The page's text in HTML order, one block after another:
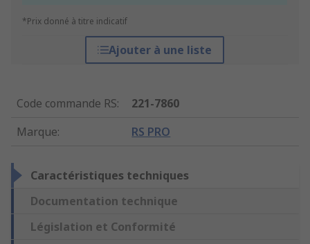
*Prix donné à titre indicatif
Ajouter à une liste
Code commande RS:
221-7860
Marque: RS PRO
Caractéristiques techniques
Documentation technique
Législation et Conformité